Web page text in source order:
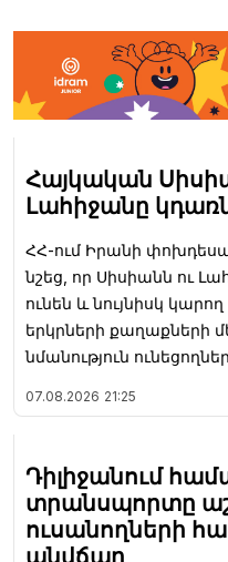
Հայկական
Լահիջանը
ՀՀ-ում Իրանի
նշեց, որ Սիսիանն ու
ունեն և նույնիսկ
երկրների քաղաքների
նմանություն
07.08.2026 21:25
Դիլիջանում
տրանսպորտը
ուսանողների
անվճար